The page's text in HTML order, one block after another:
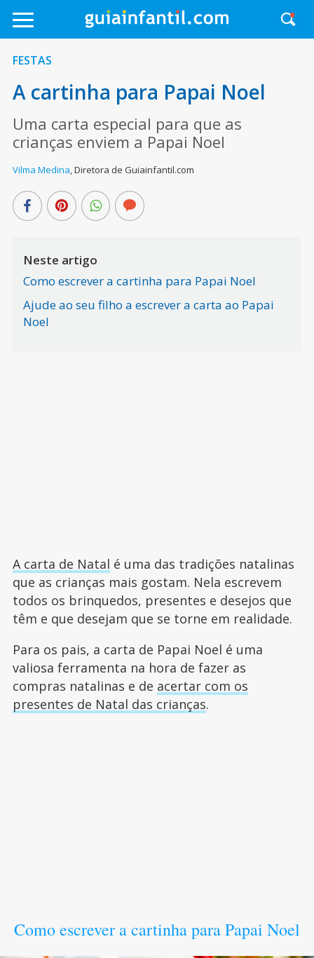
FESTAS
A cartinha para Papai Noel
Uma carta especial para que as
crianças enviem a Papai Noel
Vilma Medina,Diretora de Guiainfantil.com
Neste artigo
Como escrever a cartinha para Papai Noel
Ajude ao seu filho a escrever a carta ao Papai
Noel
A carta de Natal é uma das tradições natalinas
que as crianças mais gostam. Nela escrevem
todos os brinquedos, presentes e desejos que
têm e que desejam que se torne em realidade.
Para os pais, a carta de Papai Noel é uma
valiosa ferramenta na hora de fazer as
compras natalinas e de acertar com os
presentes de Natal das crianças.
Como escrever a cartinha para Papai Noel